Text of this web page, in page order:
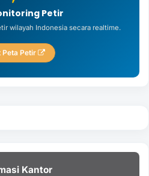
Petir
wilayah Indonesia secara realtime.
Peta Petir
Kantor